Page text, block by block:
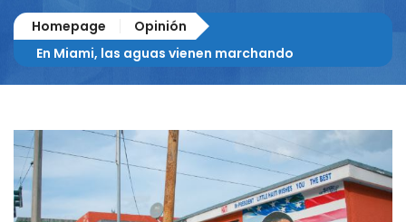
Homepage
Opinión
En Miami, las aguas vienen marchando